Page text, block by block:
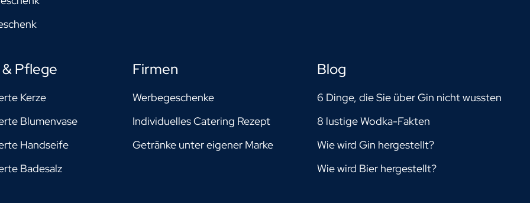
Pflege
Kerze
Blumenvase
Handseife
Badesalz
Firmen
Werbegeschenke
Individuelles Catering Rezept
Getränke unter eigener Marke
Blog
6 Dinge, die Sie über Gin nicht wussten
8 lustige Wodka-Fakten
Wie wird Gin hergestellt?
Wie wird Bier hergestellt?